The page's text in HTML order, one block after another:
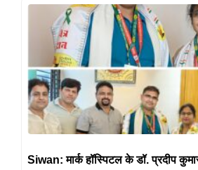
Siwan: मार्क हॉस्पिटल के डॉ. प्रदीप